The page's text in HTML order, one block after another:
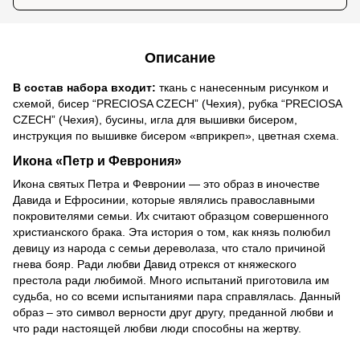
Описание
В состав набора входит: ткань с нанесенным рисунком и
схемой, бисер “PRECIOSA CZECH” (Чехия), рубка “PRECIOSA
CZECH” (Чехия), бусины, игла для вышивки бисером,
инструкция по вышивке бисером «вприкреп», цветная схема.
Икона «Петр и Феврония»
Икона святых Петра и Февронии — это образ в иночестве
Давида и Ефросинии, которые являлись православными
покровителями семьи. Их считают образцом совершенного
христианского брака. Эта история о том, как князь полюбил
девицу из народа с семьи дереволаза, что стало причиной
гнева бояр. Ради любви Давид отрекся от княжеского
престола ради любимой. Много испытаний приготовила им
судьба, но со всеми испытаниями пара справлялась. Данный
образ – это символ верности друг другу, преданной любви и
что ради настоящей любви люди способны на жертву.